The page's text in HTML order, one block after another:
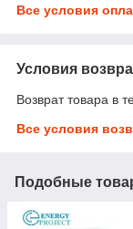
Все условия
Условия
Возврат товара в
Все условия
Подобные